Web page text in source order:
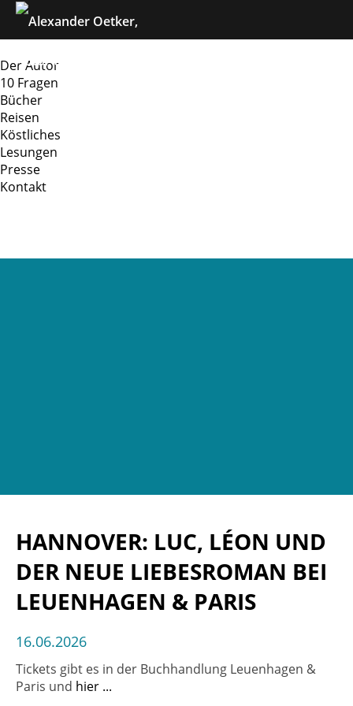
überspringen
Der Autor
10 Fragen
Bücher
Reisen
Köstliches
Lesungen
Presse
Kontakt
HANNOVER: LUC, LÉON UND
DER NEUE LIEBESROMAN BEI
LEUENHAGEN & PARIS
16.06.2026
Tickets gibt es in der Buchhandlung Leuenhagen &
Paris und hier ...